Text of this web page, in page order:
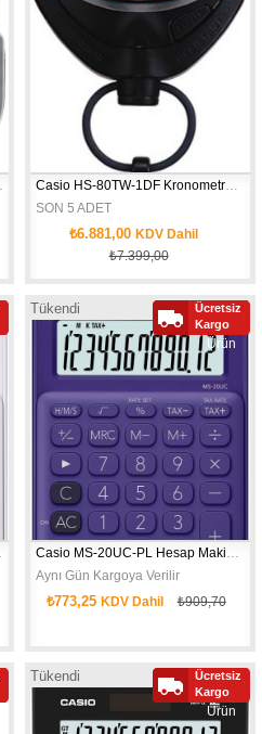
SON 5 ADET
Aynı Gün Kargoya Verilir
₺6.881,00 KDV Dahil
₺7.399,00
Tükendi
Aynı Gün Kargoya Verilir
₺773,25 KDV Dahil ₺909,70
Ücretsiz
Kargo
Ürün
Tükendi
Ücretsiz
Kargo
Ürün